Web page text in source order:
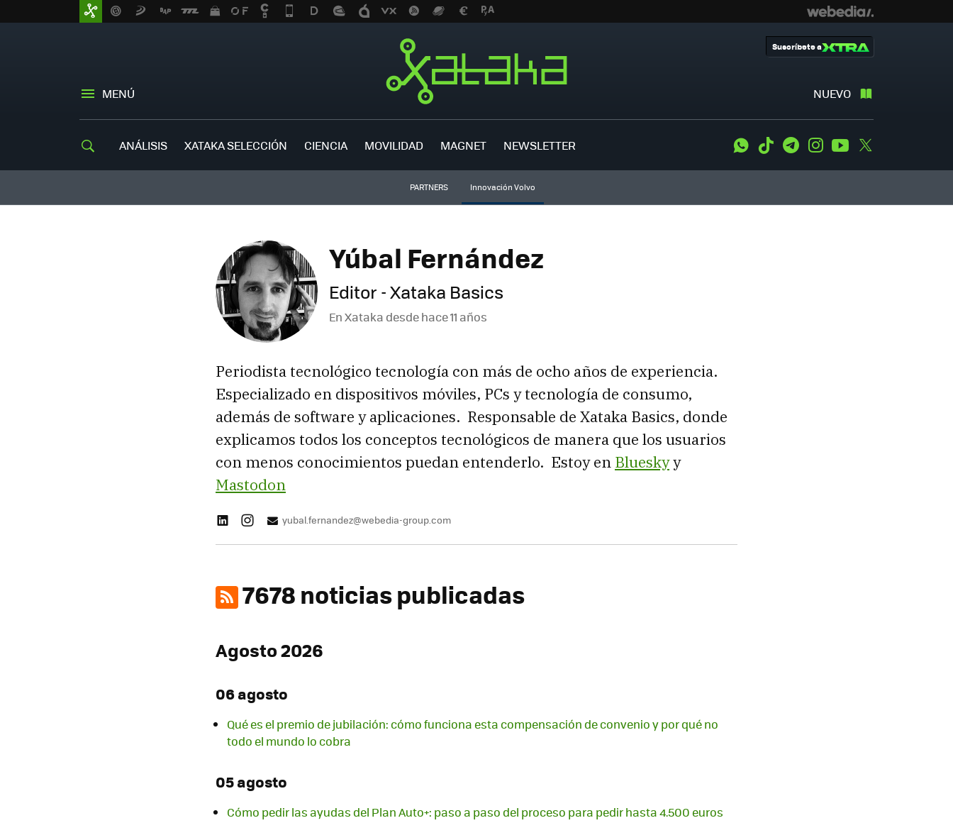
MENÚ NUEVO
Suscríbete a
ANÁLISIS XATAKA SELECCIÓN CIENCIA MOVILIDAD MAGNET NEWSLETTER WhatsApp
Tiktok TelegramInstagramYoutube
PARTNERS Innovación Volvo
Yúbal Fernández
Editor - Xataka Basics
En Xataka desdehace 11 años
Periodista tecnológico tecnología con más de ocho años de experiencia.
Especializado en dispositivos móviles, PCs y tecnología de consumo,
además de software y aplicaciones. Responsable de Xataka Basics, donde
explicamos todos los conceptos tecnológicos de manera que los usuarios
con menos conocimientos puedan entenderlo. Estoy en Blueskyy
Mastodon
yubal.fernandez@webedia-group.com
7678 noticias publicadas
Agosto 2026
06 agosto
Qué es el premio de jubilación: cómo funciona esta compensación de convenio y por qué no
todo el mundo lo cobra
05 agosto
Cómo pedir las ayudas del Plan Auto+: paso a paso del proceso para pedir hasta 4.500 euros